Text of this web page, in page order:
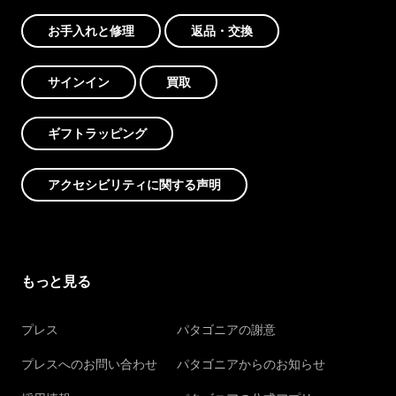
お手入れと修理 返品・交換
サインイン 買取
ギフトラッピング
アクセシビリティに関する声明
もっと見る
プレス
プレスへのお問い合わせ
パタゴニアの謝意
パタゴニアからのお知らせ